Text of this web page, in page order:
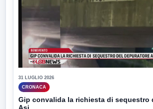
31 LUGLIO 2026
CRONACA
Gip convalida la richiesta di sequestro